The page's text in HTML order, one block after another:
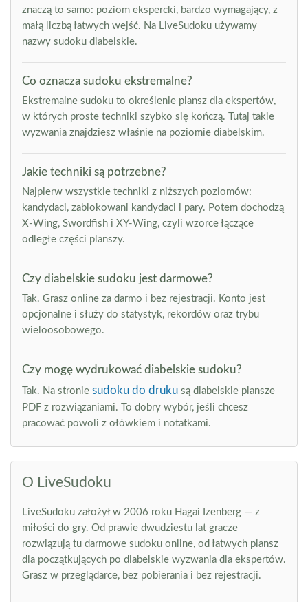
znaczą to samo: poziom ekspercki, bardzo wymagający, z
małą liczbą łatwych wejść. Na LiveSudoku używamy
nazwy sudoku diabelskie.
Co oznacza sudoku ekstremalne?
Ekstremalne sudoku to określenie plansz dla ekspertów,
w których proste techniki szybko się kończą. Tutaj takie
wyzwania znajdziesz właśnie na poziomie diabelskim.
Jakie techniki są potrzebne?
Najpierw wszystkie techniki z niższych poziomów:
kandydaci, zablokowani kandydaci i pary. Potem dochodzą
X-Wing, Swordfish i XY-Wing, czyli wzorce łączące
odległe części planszy.
Czy diabelskie sudoku jest darmowe?
Tak. Grasz online za darmo i bez rejestracji. Konto jest
opcjonalne i służy do statystyk, rekordów oraz trybu
wieloosobowego.
Czy mogę wydrukować diabelskie sudoku?
Tak. Na stronie sudoku do druku są diabelskie plansze
PDF z rozwiązaniami. To dobry wybór, jeśli chcesz
pracować powoli z ołówkiem i notatkami.
O LiveSudoku
LiveSudoku założył w 2006 roku Hagai Izenberg — z
miłości do gry. Od prawie dwudziestu lat gracze
rozwiązują tu darmowe sudoku online, od łatwych plansz
dla początkujących po diabelskie wyzwania dla ekspertów.
Grasz w przeglądarce, bez pobierania i bez rejestracji.